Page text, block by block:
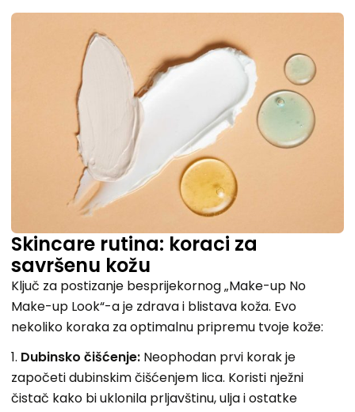
Skincare rutina: koraci za
savršenu kožu
Ključ za postizanje besprijekornog „Make-up No
Make-up Look“-a je zdrava i blistava koža. Evo
nekoliko koraka za optimalnu pripremu tvoje kože:
1. Dubinsko čišćenje: Neophodan prvi korak je
započeti dubinskim čišćenjem lica. Koristi nježni
čistač kako bi uklonila prljavštinu, ulja i ostatke